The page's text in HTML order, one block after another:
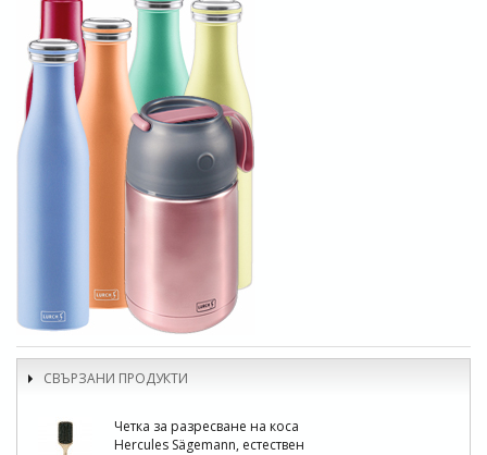
СВЪРЗАНИ ПРОДУКТИ
Четка за разресване на коса
Hercules Sägemann, естествен